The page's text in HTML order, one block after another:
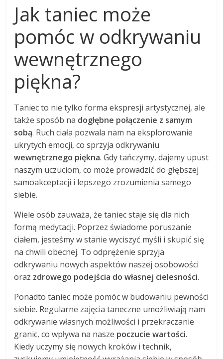
Jak taniec może
pomóc w odkrywaniu
wewnętrznego
piękna?
Taniec to nie tylko forma ekspresji artystycznej, ale
także sposób na dogłębne połączenie z samym
sobą. Ruch ciała pozwala nam na eksplorowanie
ukrytych emocji, co sprzyja odkrywaniu
wewnętrznego piękna. Gdy tańczymy, dajemy upust
naszym uczuciom, co może prowadzić do głębszej
samoakceptacji i lepszego zrozumienia samego
siebie.
Wiele osób zauważa, że taniec staje się dla nich
formą medytacji. Poprzez świadome poruszanie
ciałem, jesteśmy w stanie wyciszyć myśli i skupić się
na chwili obecnej. To odprężenie sprzyja
odkrywaniu nowych aspektów naszej osobowości
oraz zdrowego podejścia do własnej cielesności.
Ponadto taniec może pomóc w budowaniu pewności
siebie. Regularne zajęcia taneczne umożliwiają nam
odkrywanie własnych możliwości i przekraczanie
granic, co wpływa na nasze poczucie wartości.
Kiedy uczymy się nowych kroków i technik,